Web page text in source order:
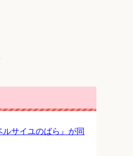
ルサイユのばら』が同